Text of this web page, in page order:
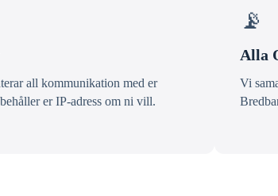
all kommunikation med er
er IP-adress om ni vill.
📡
Alla
Vi